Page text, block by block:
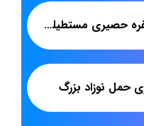
پخش مستقیم سفره حصیری مستطیلی با نازل ترین قیمت
حمل نوزاد بزرگ